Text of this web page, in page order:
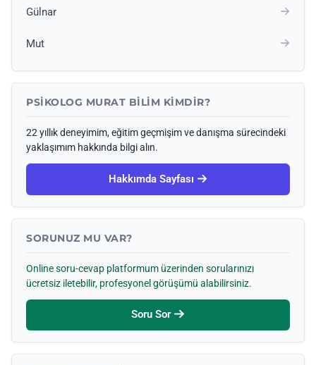
Gülnar
Mut
PSIKOLOG MURAT BILIM KIMDIR?
22 yıllık deneyimim, eğitim geçmişim ve danışma sürecindeki
yaklaşımım hakkında bilgi alın.
Hakkımda Sayfası
SORUNUZ MU VAR?
Online soru-cevap platformum üzerinden sorularınızı
ücretsiz iletebilir, profesyonel görüşümü alabilirsiniz.
Soru Sor